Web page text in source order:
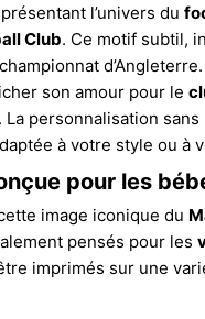
l’univers du
Club. Ce motif subtil,
son amour pour le
personnalisation
à votre style ou à
pour les
image iconique du
pensés pour les
imprimés sur une